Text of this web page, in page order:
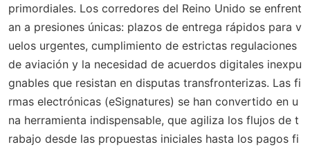
primordiales. Los corredores del Reino Unido se enfrent
an a presiones únicas: plazos de entrega rápidos para v
uelos urgentes, cumplimiento de estrictas regulaciones
de aviación y la necesidad de acuerdos digitales inexpu
gnables que resistan en disputas transfronterizas. Las fi
rmas electrónicas (eSignatures) se han convertido en u
na herramienta indispensable, que agiliza los flujos de t
rabajo desde las propuestas iniciales hasta los pagos fi